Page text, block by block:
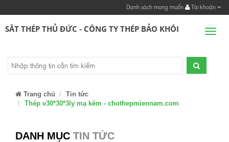
Danh sách mong muốn Tài khoản
SẮT THÉP THỦ ĐỨC - CÔNG TY THÉP BẢO KHÔI
Trang chủ
Tin tức
Thép v30*30*3ly mạ kẽm - chothepmiennam.com
DANH MỤC TIN TỨC